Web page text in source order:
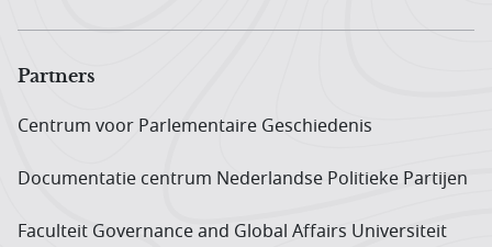
Partners
Centrum voor Parlementaire Geschiedenis
Documentatie centrum Neder­landse Politieke Partijen
Faculteit Governance and Global Affairs Universiteit